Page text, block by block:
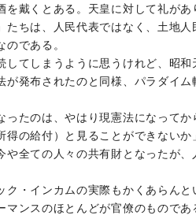
戴くとある。天皇に対して礼が
ちは、人民代表ではなく、土地人
である。
てしまうように思うけれど、昭和
発布されたのと同様、パラダイム
ったのは、やはり現憲法になって
の給付）と見ることができないか
全ての人々の共有財となったが、
・インカムの実際もかくあらん
ンスのほとんどが官僚のものであ